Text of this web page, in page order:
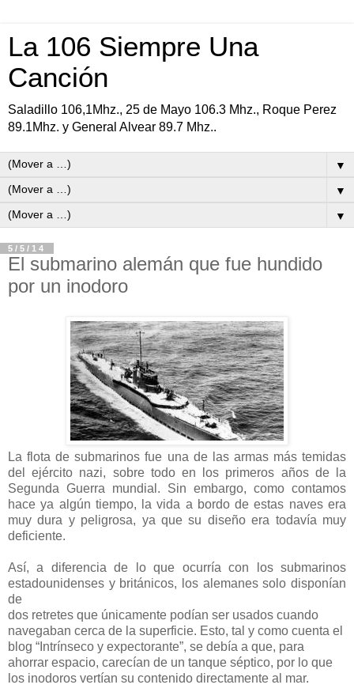
La 106 Siempre Una
Canción
Saladillo 106,1Mhz., 25 de Mayo 106.3 Mhz., Roque Perez
89.1Mhz. y General Alvear 89.7 Mhz..
▼
▼
▼
5/5/14
El submarino alemán que fue hundido
por un inodoro
La flota de submarinos fue una de las armas más temidas
del ejército nazi, sobre todo en los primeros años de la
Segunda Guerra mundial. Sin embargo, como contamos
hace ya algún tiempo, la vida a bordo de estas naves era
muy dura y peligrosa, ya que su diseño era todavía muy
deficiente.
Así, a diferencia de lo que ocurría con los submarinos
estadounidenses y británicos, los alemanes solo disponían
de
dos retretes que únicamente podían ser usados cuando
navegaban cerca de la superficie. Esto, tal y como cuenta el
blog “Intrínseco y expectorante”, se debía a que, para
ahorrar espacio, carecían de un tanque séptico, por lo que
los inodoros vertían su contenido directamente al mar.